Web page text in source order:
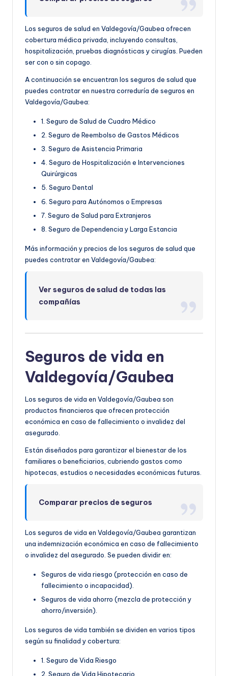
Los seguros de salud en Valdegovía/Gaubea ofrecen
cobertura médica privada, incluyendo consultas,
hospitalización, pruebas diagnósticas y cirugías. Pueden
ser con o sin copago.
A continuación se encuentran los seguros de salud que
puedes contratar en nuestra correduría de seguros en
Valdegovía/Gaubea:
1. Seguro de Salud de Cuadro Médico
2. Seguro de Reembolso de Gastos Médicos
3. Seguro de Asistencia Primaria
4. Seguro de Hospitalización e Intervenciones
Quirúrgicas
5. Seguro Dental
6. Seguro para Autónomos o Empresas
7. Seguro de Salud para Extranjeros
8. Seguro de Dependencia y Larga Estancia
Más información y precios de los seguros de salud que
puedes contratar en Valdegovía/Gaubea:
Ver seguros de salud de todas las
compañías
Seguros de vida en
Valdegovía/Gaubea
Los seguros de vida en Valdegovía/Gaubea son
productos financieros que ofrecen protección
económica en caso de fallecimiento o invalidez del
asegurado.
Están diseñados para garantizar el bienestar de los
familiares o beneficiarios, cubriendo gastos como
hipotecas, estudios o necesidades económicas futuras.
Comparar precios de seguros
Los seguros de vida en Valdegovía/Gaubea garantizan
una indemnización económica en caso de fallecimiento
o invalidez del asegurado. Se pueden dividir en:
Seguros de vida riesgo (protección en caso de
fallecimiento o incapacidad).
Seguros de vida ahorro (mezcla de protección y
ahorro/inversión).
Los seguros de vida también se dividen en varios tipos
según su finalidad y cobertura:
1. Seguro de Vida Riesgo
2. Seguro de Vida Hipotecario